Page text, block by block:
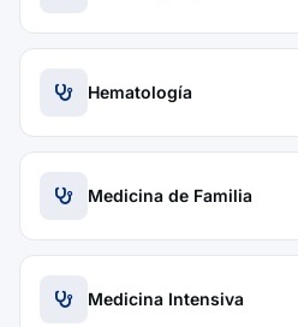
Hematología
Medicina de Familia
Medicina Intensiva